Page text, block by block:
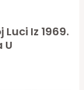
Iz 1969.
U